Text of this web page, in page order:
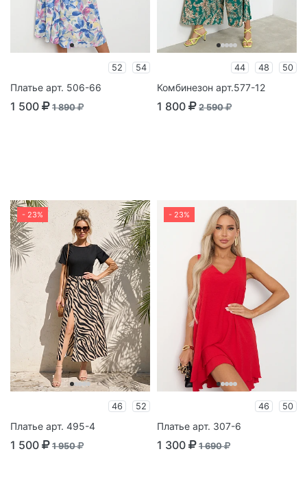
52 54
Платье арт. 506-66
1 500 1 890
44 48 50
Комбинезон арт.577-12
1 800 2 590
- 23%
46 52
Платье арт. 495-4
1 500 1 950
- 23%
46 50
Платье арт. 307-6
1 300 1 690